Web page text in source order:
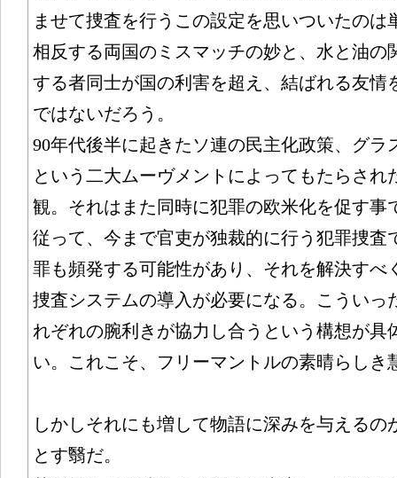
ませて捜査を行うこの設定を思いついたのは
相反する両国のミスマッチの妙と、水と油の
する者同士が国の利害を超え、結ばれる友情
ではないだろう。
90年代後半に起きたソ連の民主化政策、グラ
という二大ムーヴメントによってもたらされ
観。それはまた同時に犯罪の欧米化を促す事
従って、今まで官吏が独裁的に行う犯罪捜査
罪も頻発する可能性があり、それを解決すべ
捜査システムの導入が必要になる。こういっ
れぞれの腕利きが協力し合うという構想が具
い。これこそ、フリーマントルの素晴らしき
しかしそれにも増して物語に深みを与えるの
とす翳だ。